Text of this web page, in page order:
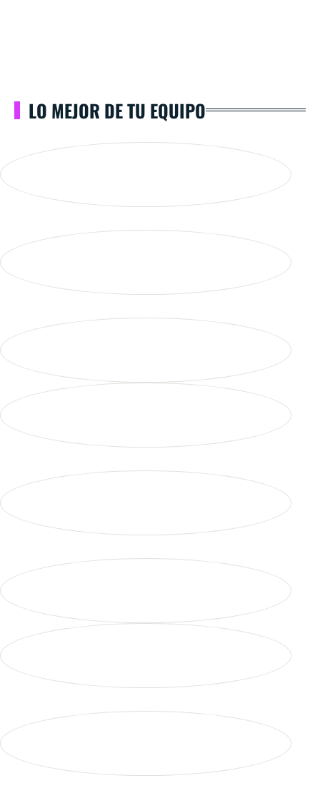
LO MEJOR DE TU EQUIPO